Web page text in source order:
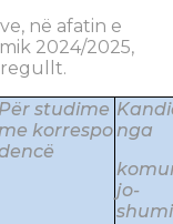
në afatin e
2024/2025,
Për studime
korresponga
jo-